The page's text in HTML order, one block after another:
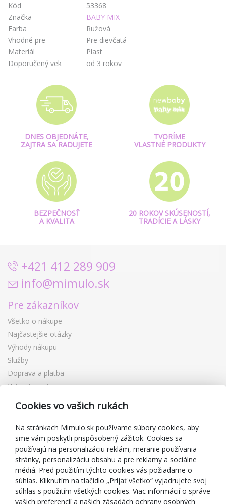
Kód
53368
Značka
BABY MIX
Farba
Ružová
Vhodné pre
Pre dievčatá
Materiál
Plast
Doporučený vek
od 3 rokov
DNES OBJEDNÁTE,
ZAJTRA SA RADUJETE
TVORÍME
VLASTNÉ PRODUKTY
BEZPEČNOSŤ
A KVALITA
20 ROKOV SKÚSENOSTÍ,
TRADÍCIE A LÁSKY
+421 412 289 909
info@mimulo.sk
Pre zákazníkov
Všetko o nákupe
Najčastejšie otázky
Výhody nákupu
Služby
Doprava a platba
Vrátenie a výmena tovaru
Reklamácia
Zľavové kupóny
Blog
O predajcovi
Mimulo.sk
Obchodné podmienky
Ochrana osobných údajov GDPR
Cookies vo vašich rukách
Na stránkach Mimulo.sk používame súbory cookies, aby
sme vám poskytli prispôsobený zážitok. Cookies sa
používajú na personalizáciu reklám, meranie používania
stránky, personalizáciu obsahu a pre reklamy a sociálne
médiá. Pred použitím týchto cookies vás požiadame o
súhlas. Kliknutím na tlačidlo „Prijať všetko“ vyjadrujete svoj
súhlas s použitím všetkých cookies. Viac informácií o správe
vašich preferencií a našich zásadách ochrany osobných